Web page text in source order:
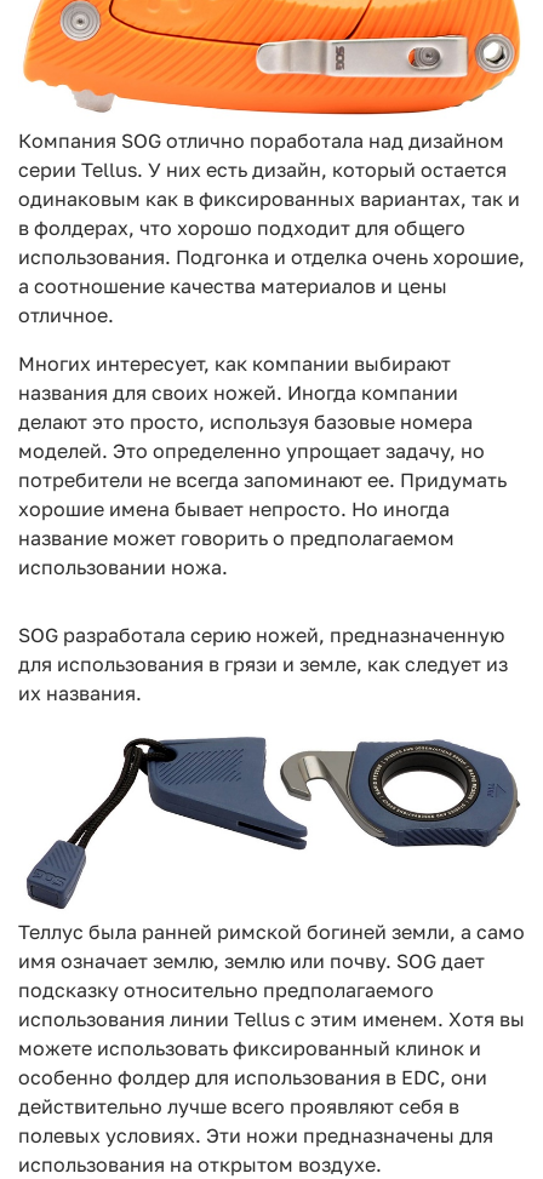
Компания SOG отлично поработала над дизайном
серии Tellus. У них есть дизайн, который остается
одинаковым как в фиксированных вариантах, так и
в фолдерах, что хорошо подходит для общего
использования. Подгонка и отделка очень хорошие,
а соотношение качества материалов и цены
отличное.
Многих интересует, как компании выбирают
названия для своих ножей. Иногда компании
делают это просто, используя базовые номера
моделей. Это определенно упрощает задачу, но
потребители не всегда запоминают ее. Придумать
хорошие имена бывает непросто. Но иногда
название может говорить о предполагаемом
использовании ножа.
SOG разработала серию ножей, предназначенную
для использования в грязи и земле, как следует из
их названия.
Теллус была ранней римской богиней земли, а само
имя означает землю, землю или почву. SOG дает
подсказку относительно предполагаемого
использования линии Tellus с этим именем. Хотя вы
можете использовать фиксированный клинок и
особенно фолдер для использования в EDC, они
действительно лучше всего проявляют себя в
полевых условиях. Эти ножи предназначены для
использования на открытом воздухе.